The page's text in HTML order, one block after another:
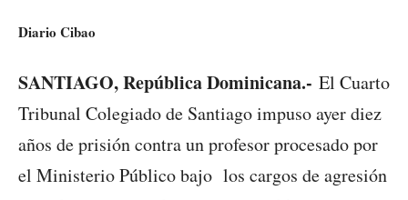
Diario Cibao
SANTIAGO, República Dominicana.- El Cuarto
Tribunal Colegiado de Santiago impuso ayer diez
años de prisión contra un profesor procesado por
el Ministerio Público bajo los cargos de agresión